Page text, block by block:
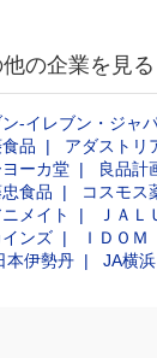
の企業を見る
‐イレブン・ジャ
品 アダストリ
ーカ堂 良品計
食品 コスモス
メイト ＪＡＬ
インズ ＩＤＯＭ
本伊勢丹
JA横浜